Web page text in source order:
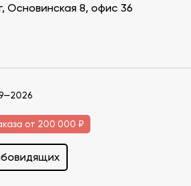
Основинская 8, офис 36
от 200 000 ₽